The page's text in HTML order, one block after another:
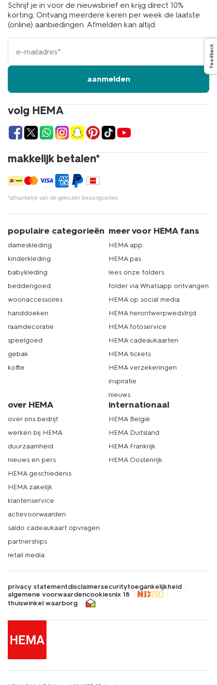
volg HEMA
makkelijk betalen*
*afhankelijk van de gekozen bezorgopties
Schrijf je in voor de nieuwsbrief en krijg direct 10%
korting. Ontvang meerdere keren per week de laatste
(online) aanbiedingen. Afmelden kan altijd.
e-
mailadres
aanmelden
populaire categorieën
dameskleding
kinderkleding
babykleding
beddengoed
woonaccessoires
handdoeken
raamdecoratie
speelgoed
gebak
koffie
meer voor HEMA fans
HEMA app
HEMA pas
lees onze folders
folder via Whatsapp ontvangen
HEMA op social media
HEMA herontwerpwedstrijd
HEMA fotoservice
HEMA cadeaukaarten
HEMA tickets
HEMA verzekeringen
inspiratie
nieuws
over HEMA
over ons bedrijf
werken bij HEMA
duurzaamheid
nieuws en pers
HEMA geschiedenis
HEMA zakelijk
klantenservice
actievoorwaarden
saldo cadeaukaart opvragen
partnerships
retail media
internationaal
HEMA België
HEMA Duitsland
HEMA Frankrijk
HEMA Oostenrijk
privacy statementdisclaimersecuritytoegankelijkheid
algemene voorwaardencookiesnix 18
thuiswinkel waarborg
Feedback